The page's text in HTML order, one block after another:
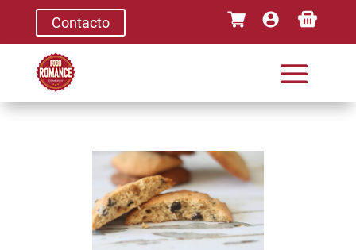
Contacto